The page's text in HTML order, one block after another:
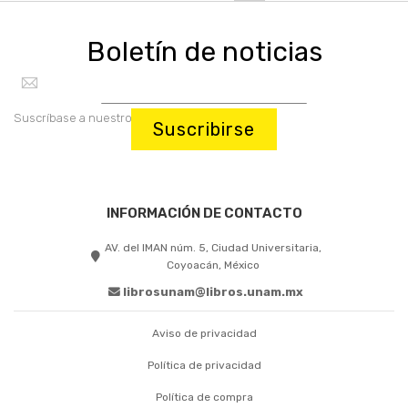
Boletín de noticias
Suscríbase a nuestro boletín:
Suscribirse
INFORMACIÓN DE CONTACTO
AV. del IMAN núm. 5, Ciudad Universitaria,
Coyoacán, México
librosunam@libros.unam.mx
Aviso de privacidad
Política de privacidad
Política de compra